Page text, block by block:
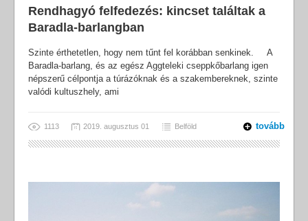
Rendhagyó felfedezés: kincset találtak a
Baradla-barlangban
Szinte érthetetlen, hogy nem tűnt fel korábban senkinek. A
Baradla-barlang, és az egész Aggteleki cseppkőbarlang igen
népszerű célpontja a túrázóknak és a szakembereknek, szinte
valódi kultuszhely, ami
1113 2019. augusztus 01 Belföld tovább